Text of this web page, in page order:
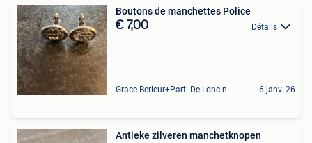
Boutons de manchettes Police
€ 7,00 Détails
Grace-Berleur+Part. De Loncin 6 janv. 26
Antieke zilveren manchetknopen